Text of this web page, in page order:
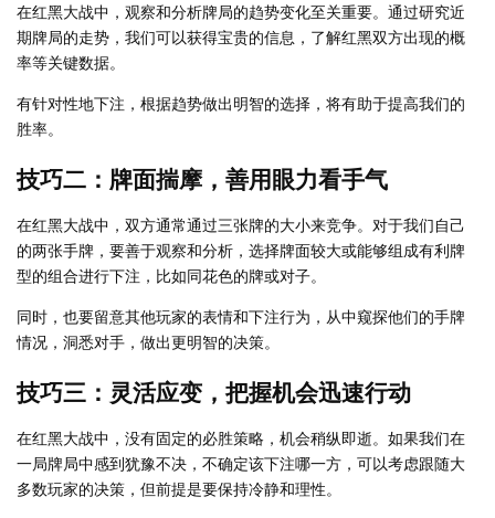
在红黑大战中，观察和分析牌局的趋势变化至关重要。通过研究近
期牌局的走势，我们可以获得宝贵的信息，了解红黑双方出现的概
率等关键数据。
有针对性地下注，根据趋势做出明智的选择，将有助于提高我们的
胜率。
技巧二：牌面揣摩，善用眼力看手气
在红黑大战中，双方通常通过三张牌的大小来竞争。对于我们自己
的两张手牌，要善于观察和分析，选择牌面较大或能够组成有利牌
型的组合进行下注，比如同花色的牌或对子。
同时，也要留意其他玩家的表情和下注行为，从中窥探他们的手牌
情况，洞悉对手，做出更明智的决策。
技巧三：灵活应变，把握机会迅速行动
在红黑大战中，没有固定的必胜策略，机会稍纵即逝。如果我们在
一局牌局中感到犹豫不决，不确定该下注哪一方，可以考虑跟随大
多数玩家的决策，但前提是要保持冷静和理性。